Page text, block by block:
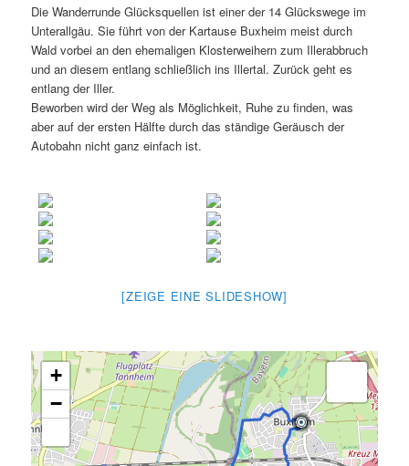
Die Wanderrunde Glücksquellen ist einer der 14 Glückswege im
Unterallgäu. Sie führt von der Kartause Buxheim meist durch
Wald vorbei an den ehemaligen Klosterweihern zum Illerabbruch
und an diesem entlang schließlich ins Illertal. Zurück geht es
entlang der Iller.
Beworben wird der Weg als Möglichkeit, Ruhe zu finden, was
aber auf der ersten Hälfte durch das ständige Geräusch der
Autobahn nicht ganz einfach ist.
[ZEIGE EINE SLIDESHOW]
+
−